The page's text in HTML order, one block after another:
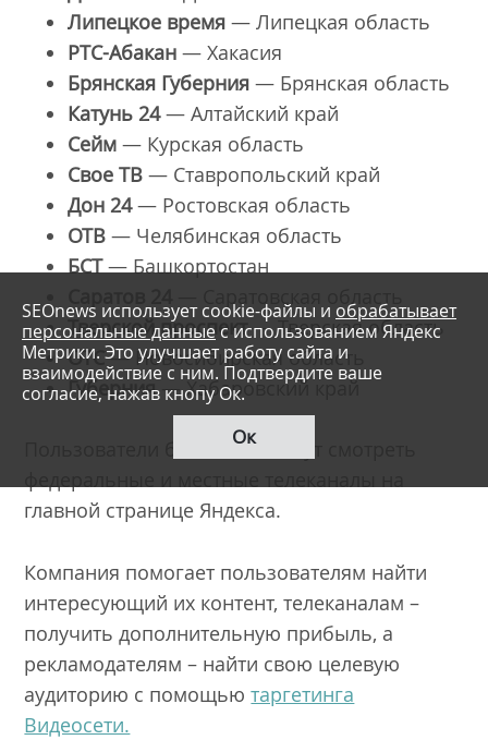
Липецкое время — Липецкая область
РТС-Абакан — Хакасия
Брянская Губерния — Брянская область
Катунь 24— Алтайский край
Сейм— Курская область
Свое ТВ— Ставропольский край
Дон 24— Ростовская область
ОТВ — Челябинская область
БСТ— Башкортостан
Тверской проспект— Тверская область
ОТС— Новосибирская область
Губерния— Хабаровский край
Пользователи бесплатно могут смотреть
главной странице Яндекса.
Компания помогает пользователям найти
интересующий их контент, телеканалам –
получить дополнительную прибыль, а
рекламодателям – найти свою целевую
аудиторию с помощьютаргетинга
Видеосети.
SEOnews использует cookie-файлы и обрабатывает
персональные данные с использованием Яндекс
Метрики. Это улучшает работу сайта и
взаимодействие с ним. Подтвердите ваше
согласие, нажав кнопу Ок.
Ок